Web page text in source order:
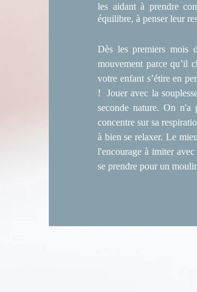
les aidant à prendre
équilibre, à penser leur
Dès les premiers mois
mouvement parce qu’il
votre enfant s’étire en
! Jouer avec la
seconde nature. On
concentre sur sa
à bien se relaxer. Le
l'encourage à imiter
se prendre pour un